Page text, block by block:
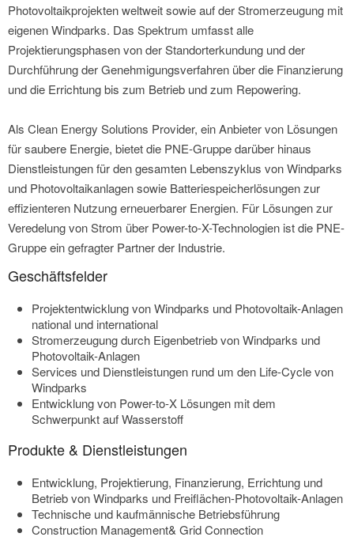
Photovoltaikprojekten weltweit sowie auf der Stromerzeugung mit
eigenen Windparks. Das Spektrum umfasst alle
Projektierungsphasen von der Standorterkundung und der
Durchführung der Genehmigungsverfahren über die Finanzierung
und die Errichtung bis zum Betrieb und zum Repowering.
Als Clean Energy Solutions Provider, ein Anbieter von Lösungen
für saubere Energie, bietet die PNE-Gruppe darüber hinaus
Dienstleistungen für den gesamten Lebenszyklus von Windparks
und Photovoltaikanlagen sowie Batteriespeicherlösungen zur
effizienteren Nutzung erneuerbarer Energien. Für Lösungen zur
Veredelung von Strom über Power-to-X-Technologien ist die PNE-
Gruppe ein gefragter Partner der Industrie.
Geschäftsfelder
Projektentwicklung von Windparks und Photovoltaik-Anlagen
national und international
Stromerzeugung durch Eigenbetrieb von Windparks und
Photovoltaik-Anlagen
Services und Dienstleistungen rund um den Life-Cycle von
Windparks
Entwicklung von Power-to-X Lösungen mit dem
Schwerpunkt auf Wasserstoff
Produkte & Dienstleistungen
Entwicklung, Projektierung, Finanzierung, Errichtung und
Betrieb von Windparks und Freiflächen-Photovoltaik-Anlagen
Technische und kaufmännische Betriebsführung
Construction Management& Grid Connection